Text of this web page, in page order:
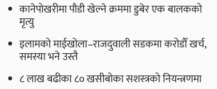
कानेपोखरीमा पौडी खेल्ने क्रममा डुबेर एक बालकको
मृत्यु
इलामको माईखोला–राजदुवाली सडकमा करोडौँ खर्च,
समस्या भने उस्तै
८ लाख बढीका ८० खसीबोका सशस्त्रको नियन्त्रणमा